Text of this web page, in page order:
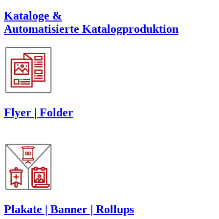
Kataloge &
Automatisierte Katalogproduktion
Flyer | Folder
Plakate | Banner | Rollups